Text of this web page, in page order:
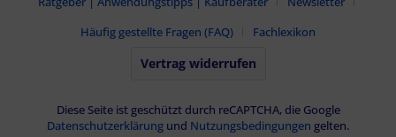
Häufig gestellte Fragen (FAQ)
Fachlexikon
Vertrag widerrufen
Diese Seite ist geschützt durch reCAPTCHA, die Google
Datenschutzerklärung und Nutzungsbedingungen gelten.